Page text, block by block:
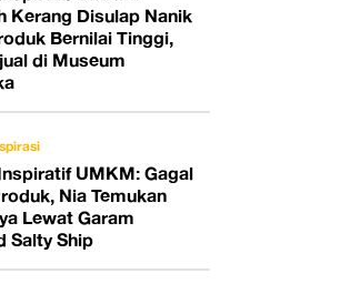
Kerang Disulap Nanik
Bernilai Tinggi,
di Museum
UMKM: Gagal
Nia Temukan
Lewat Garam
Salty Ship